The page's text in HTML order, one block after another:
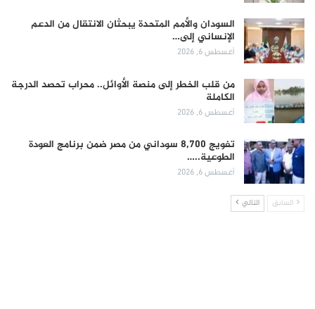
السودان والأمم المتحدة يبحثان الانتقال من الدعم
الإنساني إلى…
أغسطس 6, 2026
من قلب الخطر إلى منصة الأوائل.. محراب تحصد الدرجة
الكاملة
أغسطس 6, 2026
تفويج 8,700 سوداني من مصر ضمن برنامج العودة
الطوعية..…
أغسطس 6, 2026
السابق التالي